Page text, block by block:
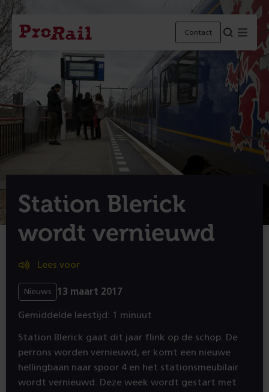
Navigatie
Homepage
ProRail
Contact
Station Blerick
wordt vernieuwd
Lees voor
Nieuws 13 maart 2017
Gemiddelde leestijd: 1 minuut
Station Blerick gaat dit jaar flink op de schop. De
perrons worden vernieuwd, er komt een nieuwe
hellingbaan naar spoor 4 en het stationsmeubilair
wordt vernieuwd. Deze week wordt gestart met